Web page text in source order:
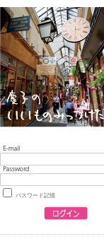
パスワード記憶